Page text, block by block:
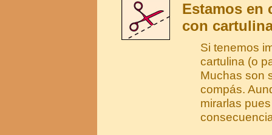
Estamos en
con
Si tenemos
cartulina (o
Muchas son
compás.
mirarlas